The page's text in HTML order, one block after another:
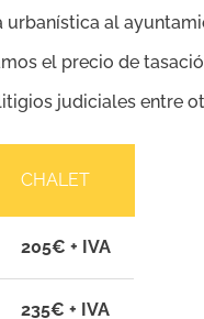
urbanística al
el precio de
judiciales entre
CHALET
205€ + IVA
235€ + IVA